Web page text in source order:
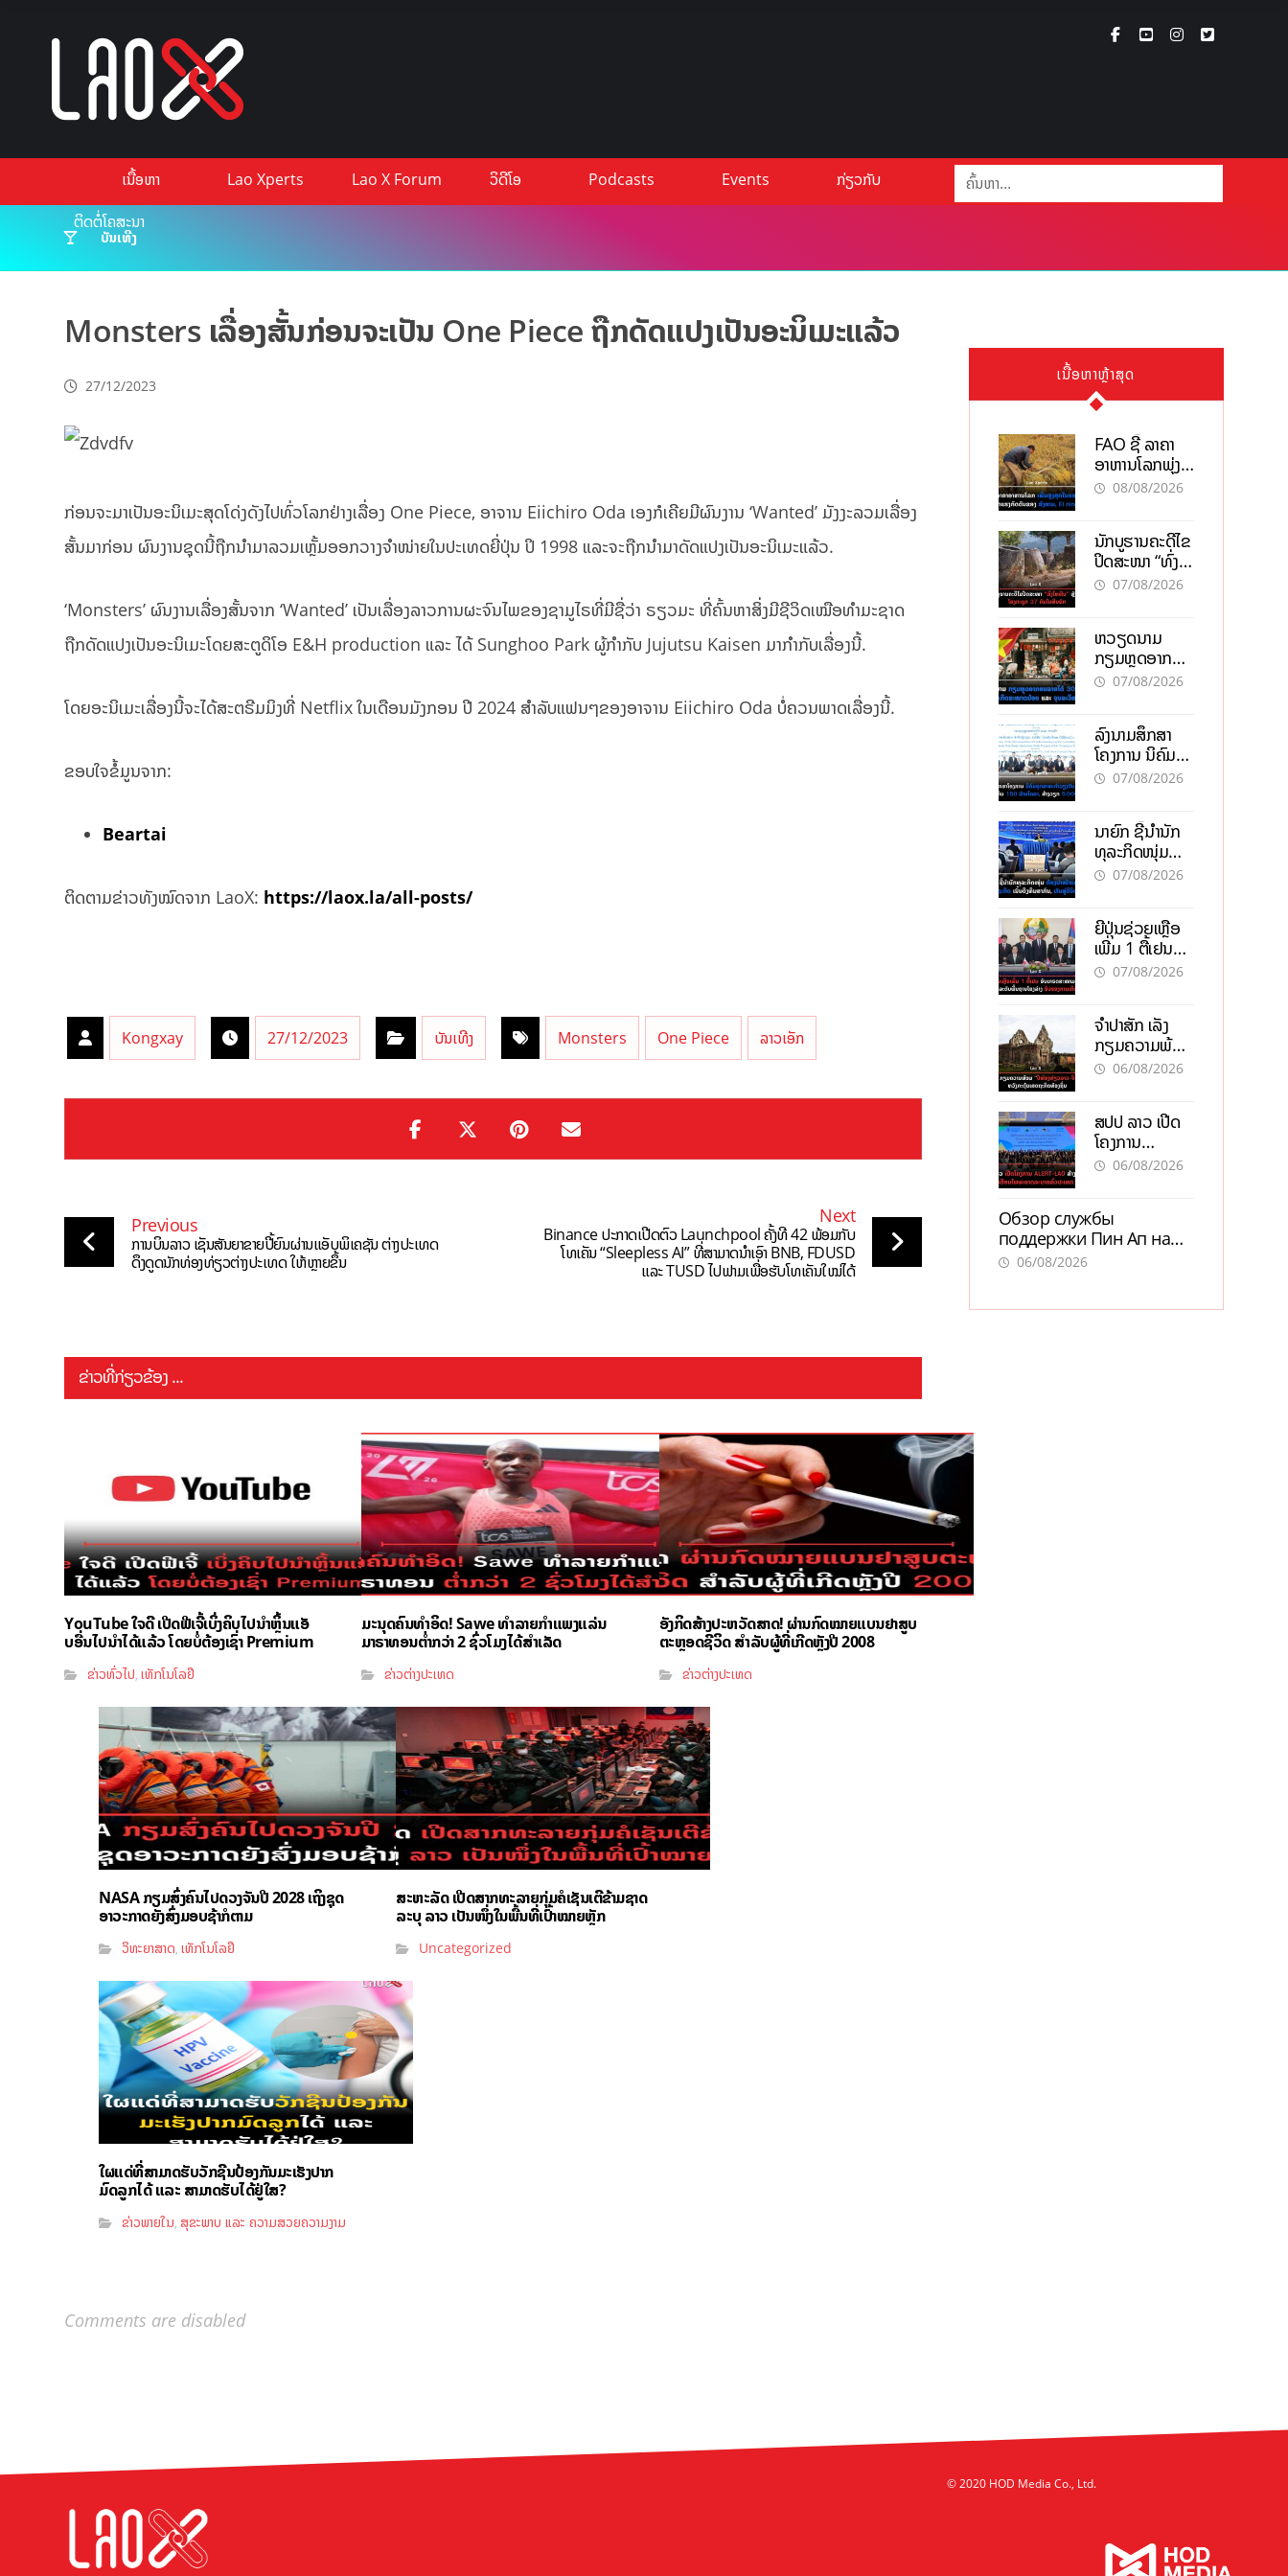
ເນື້ອຫາ Lao Xperts Lao X Forum ວິດີໂອ Podcasts Events
ກ່ຽວກັບ
ຕິດຕໍ່ໂຄສະນາ
ບັນເທີງ
Monsters ເລື່ອງສັ້ນກ່ອນຈະເປັນ One Piece ຖືກດັດແປງເປັນອະນິເມະແລ້ວ
27/12/2023
ກ່ອນຈະມາເປັນອະນິເມະສຸດໂດ່ງດັງໄປທົ່ວໂລກຢ່າງເລື່ອງ One Piece, ອາຈານ Eiichiro Oda ເອງກໍເຄີຍມີຜົນງານ ‘Wanted’ ມັງງະລວມເລື່ອງ
ສັ້ນມາກ່ອນ ຜົນງານຊຸດນີ້ຖືກນຳມາລວມເຫຼັ້ມອອກວາງຈຳໜ່າຍໃນປະເທດຍີ່ປຸ່ນ ປິ 1998 ແລະຈະຖືກນຳມາດັດແປງເປັນອະນິເມະແລ້ວ.
‘Monsters’ ຜົນງານເລື່ອງສັ້ນຈາກ ‘Wanted’ ເປັນເລື່ອງລາວການຜະຈົນໄພຂອງຊາມູໄຣທີ່ມີຊື່ວ່າ ຣຽວມະ ທີ່ຄົ້ນຫາສິ່ງມີຊີວິດເໝືອທຳມະຊາດ
ຖືກດັດແປງເປັນອະນິເມະໂດຍສະຕູດິໂອ E&H production ແລະ ໄດ້ Sunghoo Park ຜູ້ກຳກັບ Jujutsu Kaisen ມາກຳກັບເລື່ອງນີ້.
ໂດຍອະນິເມະເລື່ອງນີ້ຈະໄດ້ສະຕຣີມມິງທີ່ Netflix ໃນເດືອນມັງກອນ ປີ 2024 ສຳລັບແຟນໆຂອງອາຈານ Eiichiro Oda ບໍ່ຄວນພາດເລື່ອງນີ້.
ຂອບໃຈຂໍ້ມູນຈາກ:
Beartai
ຕິດຕາມຂ່າວທັງໝົດຈາກ LaoX: https://laox.la/all-posts/
Kongxay 27/12/2023 ບັນເທີງ Monsters One Piece ລາວເອັກ
Previous
ການບິນລາວ ເຊັນສັນຍາຂາຍປີ້ຍົນຜ່ານແອັບພິເຄຊັນ ຕ່າງປະເທດ
ດຶງດູດນັກທ່ອງທ່ຽວຕ່າງປະເທດ ໃຫ້ຫຼາຍຂຶ້ນ
Next
Binance ປະກາດເປີດຕົວ Launchpool ຄັ້ງທີ 42 ພ້ອມກັບ
ໂທເຄັນ “Sleepless AI” ທີ່ສາມາດນຳເອົາ BNB, FDUSD
ແລະ TUSD ໄປຟາມເພື່ອຮັບໂທເຄັນໃໝ່ໄດ້
ຂ່າວທີ່ກ່ຽວຂ້ອງ ...
YouTube ໃຈດີ ເປີດຟີເຈີ້ເບິ່ງຄິບໄປນຳຫຼິ້ນແອັ
ບອື່ນໄປນຳໄດ້ແລ້ວ ໂດຍບໍ່ຕ້ອງເຊົ່າ Premium
ຂ່າວທົ່ວໄປ,ເທັກໂນໂລຢີ
ມະນຸດຄົນທຳອິດ! Sawe ທຳລາຍກຳແພງແລ່ນ
ມາຣາທອນຕ່ຳກວ່າ 2 ຊົ່ວໂມງໄດ້ສຳເລັດ
ຂ່າວຕ່າງປະເທດ
ອັງກິດສ້າງປະຫວັດສາດ! ຜ່ານກົດໝາຍແບນຢາສູບ
ຕະຫຼອດຊີວິດ ສຳລັບຜູ້ທີ່ເກີດຫຼັງປີ 2008
ຂ່າວຕ່າງປະເທດ
NASA ກຽມສົ່ງຄົນໄປດວງຈັນປີ 2028 ເຖິງຊຸດ
ອາວະກາດຍັງສົ່ງມອບຊ້າກໍຕາມ
ວິທະຍາສາດ, ເທັກໂນໂລຢີ
ສະຫະລັດ ເປີດສາກທະລາຍກຸ່ມຄໍເຊັນເຕີຂ້າມຊາດ
ລະບຸ ລາວ ເປັນໜຶ່ງໃນພື້ນທີ່ເປົ້າໝາຍຫຼັກ
Uncategorized
ໃຜແດ່ທີ່ສາມາດຮັບວັກຊີນປ້ອງກັນມະເຮັງປາກ
ມົດລູກໄດ້ ແລະ ສາມາດຮັບໄດ້ຢູ່ໃສ?
ຂ່າວພາຍໃນ, ສຸຂະພາບ ແລະ ຄວາມສວຍຄວາມງາມ
Comments are disabled
ເນື້ອຫາຫຼ້າສຸດ
FAO ຊີ້ ລາຄາ
ອາຫານໂລກພຸ່ງ
ສູງສຸດໃນຮອບ 3
ສົງຄາມ, El
nino
08/08/2026
ນັກບູຮານຄະດີໄຂ
ປິດສະໜາ “ທົ່ງ
ໄຫຫີນ” ຫຼັງພົບ
07/08/2026
ຫວຽດນາມ
ກຽມຫຼຸດອາກອນ
ລາຍໄດ້ 30%
ແລະ ຈຸນລະ
ວິສາຫະກິດ
07/08/2026
ລົງນາມສຶກສາ
ໂຄງການ ນິຄົມ
ອຸດສາຫະກຳ
150 ລ້ານໂດລາ,
ສ້າງວຽກ 5.000
ຕຳແໜ່ງ
07/08/2026
ນາຍົກ ຊີ້ນຳນັກ
ທຸລະກິດໜຸ່ມ
ຕ້ອງນຳໜ້າແກ້
ສາກົນ, ຫັນສູ່ດິຈິ
ຕອນ
07/08/2026
ຍີ່ປຸ່ນຊ່ວຍເຫຼືອ
ເພີ່ມ 1 ຕື້ເຢນ
ອັບເກຣດ
ເຕີບໂຕ
07/08/2026
ຈຳປາສັກ ເລັ່ງ
ກຽມຄວາມພ້ອມ
“ປີທ່ອງທ່ຽວ
ເສດຖະກິດ
ທ້ອງຖິ່ນ
06/08/2026
ສປປ ລາວ ເປີດ
ໂຄງການ
ALERT-LAO
ລະບາດທົ່ວ
ປະເທດ
06/08/2026
Обзор службы
поддержки Пин Ап на
официальном сайте с
06/08/2026
© 2020 HOD Media Co., Ltd.